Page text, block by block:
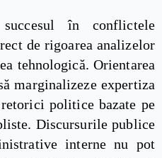
în conflictele
de rigoarea analizelor
tehnologică. Orientarea
marginalizeze expertiza
politice bazate pe
Discursurile publice
interne nu pot